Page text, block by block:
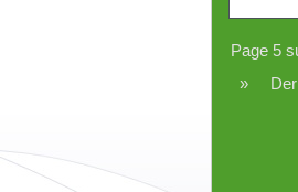
Page 5
»